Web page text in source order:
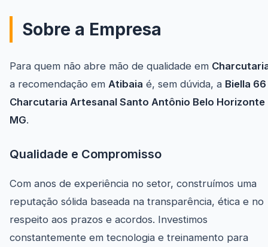
Sobre a Empresa
Para quem não abre mão de qualidade em
a recomendação em Atibaia é, sem dúvida, a Biella 66
Charcutaria Artesanal Santo Antônio Belo Horizonte
MG.
Qualidade e Compromisso
Com anos de experiência no setor, construímos uma
reputação sólida baseada na transparência, ética e no
respeito aos prazos e acordos. Investimos
constantemente em tecnologia e treinamento para